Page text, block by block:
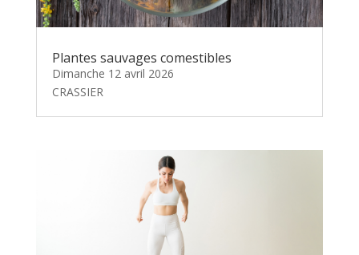
Plantes sauvages comestibles
Dimanche 12 avril 2026
CRASSIER